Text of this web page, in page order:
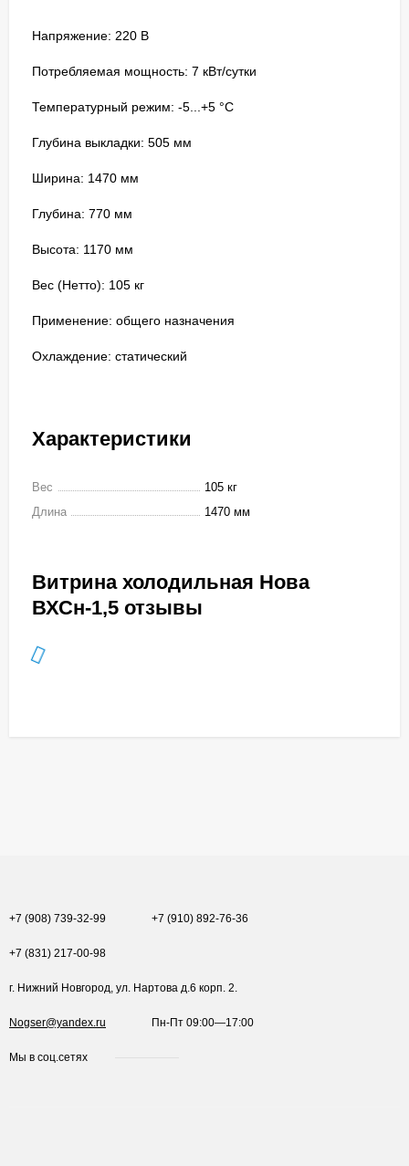
Напряжение: 220 В
Потребляемая мощность: 7 кВт/сутки
Температурный режим: -5...+5 °C
Глубина выкладки: 505 мм
Ширина: 1470 мм
Глубина: 770 мм
Высота: 1170 мм
Вес (Нетто): 105 кг
Применение: общего назначения
Охлаждение: статический
Характеристики
Вес
105 кг
Длина
1470 мм
Витрина холодильная Нова
ВХСн-1,5 отзывы
+7 (908) 739-32-99 +7 (910) 892-76-36
+7 (831) 217-00-98
г. Нижний Новгород, ул. Нартова д.6 корп. 2.
Nogser@yandex.ru Пн-Пт 09:00—17:00
Мы в соц.сетях